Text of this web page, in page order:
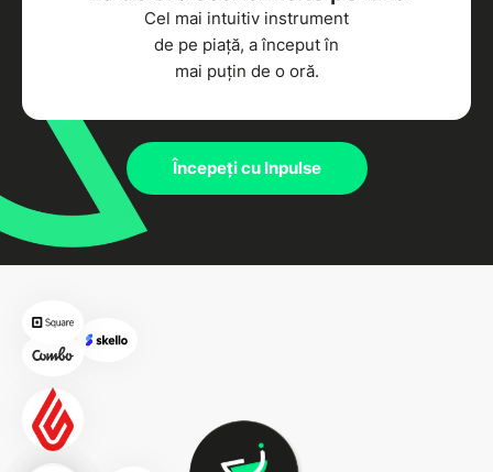
Cel mai intuitiv instrument
de pe piață, a început în
mai puțin de o oră.
Începeți cu Inpulse